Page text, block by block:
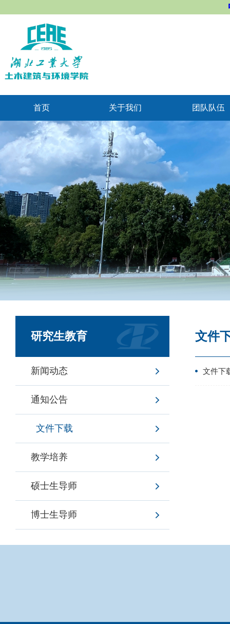
首页 关于我们 团队队伍
研究生教育
新闻动态
通知公告
文件下载
教学培养
硕士生导师
博士生导师
文件
文件下